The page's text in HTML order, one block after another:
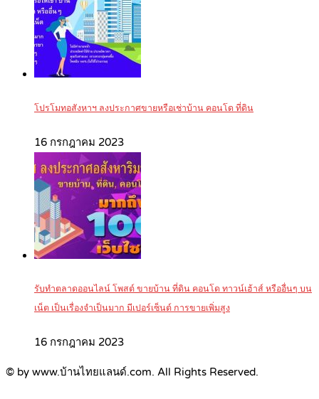
โปรโมทอสังหาฯ ลงประกาศขายหรือเช่าบ้าน คอนโด ที่ดิน
16 กรกฎาคม 2023
รับทำตลาดออนไลน์ โพสต์ ขายบ้าน ที่ดิน คอนโด ทาวน์เฮ้าส์ หรืออื่นๆ บน
เน็ต เป็นเรื่องจำเป็นมาก มีเปอร์เซ็นต์ การขายเพิ่มสูง
16 กรกฎาคม 2023
© by www.บ้านไทยแลนด์.com. All Rights Reserved.